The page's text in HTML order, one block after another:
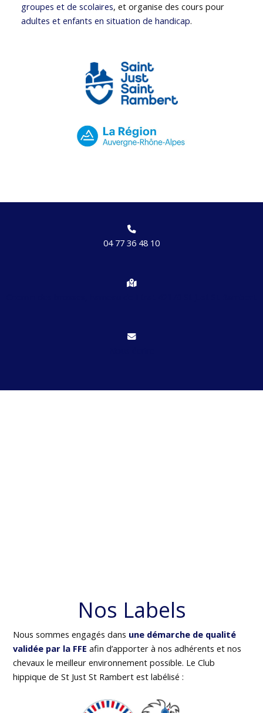
groupes et de scolaires, et organise des cours pour
adultes et enfants en situation de handicap.
04 77 36 48 10
Nos Labels
Nous sommes engagés dans une démarche de qualité
validée par la FFE afin d’apporter à nos adhérents et nos
chevaux le meilleur environnement possible. Le Club
hippique de St Just St Rambert est labélisé :